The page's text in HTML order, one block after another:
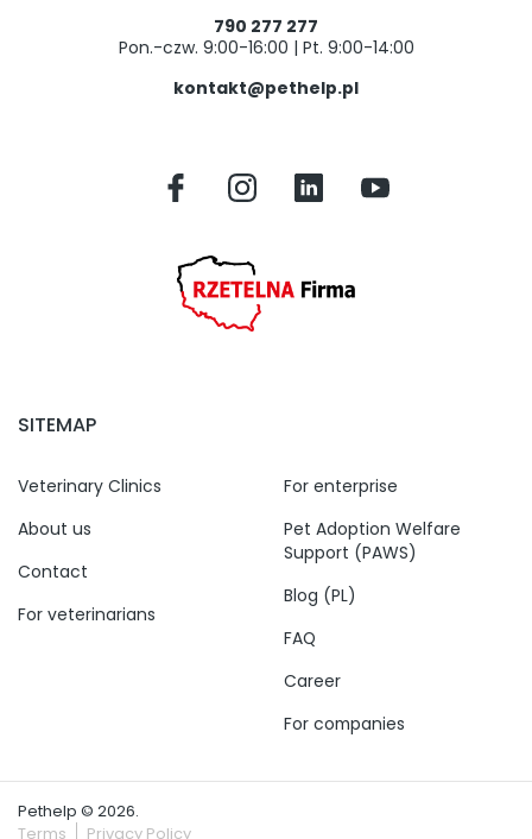
790 277 277
Pon.-czw. 9:00-16:00 | Pt. 9:00-14:00
kontakt@pethelp.pl
SITEMAP
Veterinary Clinics
About us
Contact
For veterinarians
For enterprise
Pet Adoption Welfare
Support (PAWS)
Blog (PL)
FAQ
Career
For companies
Pethelp © 2026.
Terms
Privacy Policy